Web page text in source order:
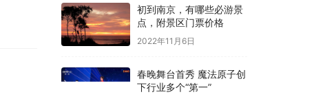
初到南京，有哪些必游景
点，附景区门票价格
2022年11月6日
春晚舞台首秀 魔法原子创
下行业多个“第一”